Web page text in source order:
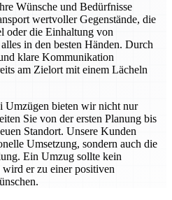
Wünsche und Bedürfnisse
wertvoller Gegenstände, die
oder die Einhaltung von
in den besten Händen. Durch
klare Kommunikation
am Zielort mit einem Lächeln
Umzügen bieten wir nicht nur
Sie von der ersten Planung bis
Standort. Unsere Kunden
Umsetzung, sondern auch die
Ein Umzug sollte kein
er zu einer positiven